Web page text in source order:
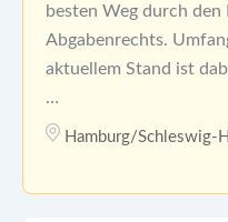
besten Weg durch den
Abgabenrechts.
aktuellem Stand ist
…
Hamburg/Schleswig-